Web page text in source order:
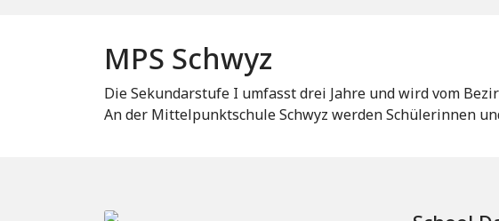
MPS Schwyz
Die Sekundarstufe I umfasst drei Jahre und wird vom
An der Mittelpunktschule Schwyz werden Schülerinnen